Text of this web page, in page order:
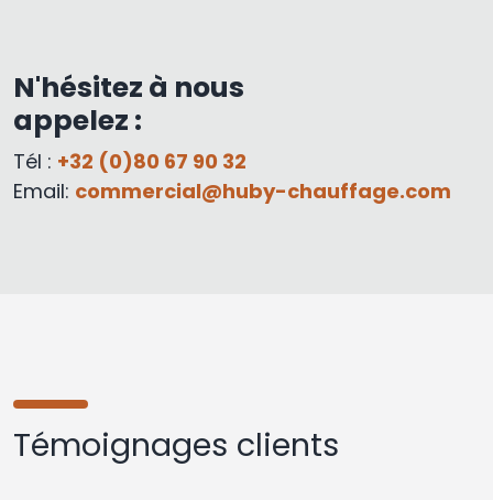
N'hésitez à nous
appelez :
Tél : +32 (0)80 67 90 32
Email: commercial@huby-chauffage.com
Témoignages clients